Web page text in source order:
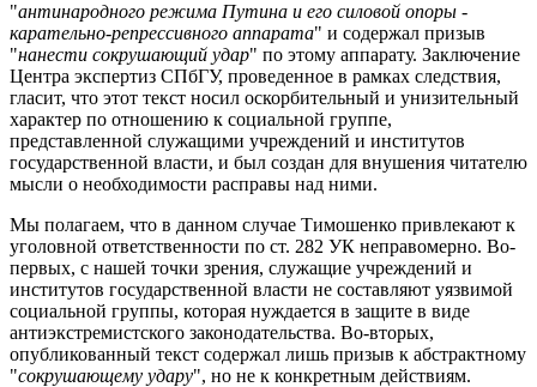
"антинародного режима Путина и его силовой опоры -
карательно-репрессивного аппарата" и содержал призыв
"нанести сокрушающий удар" по этому аппарату. Заключение
Центра экспертиз СПбГУ, проведенное в рамках следствия,
гласит, что этот текст носил оскорбительный и унизительный
характер по отношению к социальной группе,
представленной служащими учреждений и институтов
государственной власти, и был создан для внушения читателю
мысли о необходимости расправы над ними.
Мы полагаем, что в данном случае Тимошенко привлекают к
уголовной ответственности по ст. 282 УК неправомерно. Во-
первых, с нашей точки зрения, служащие учреждений и
институтов государственной власти не составляют уязвимой
социальной группы, которая нуждается в защите в виде
антиэкстремистского законодательства. Во-вторых,
опубликованный текст содержал лишь призыв к абстрактному
"сокрушающему удару", но не к конкретным действиям.